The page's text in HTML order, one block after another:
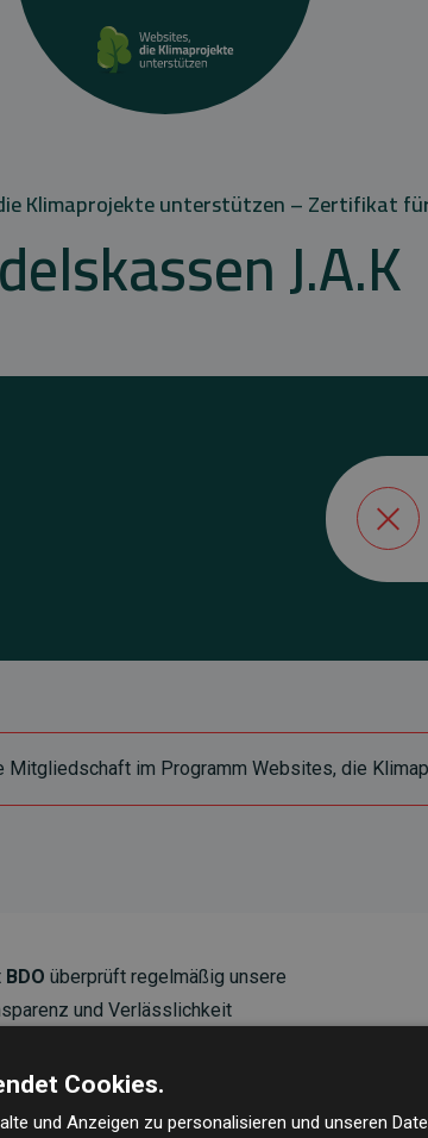
Klimaprojekte unterstützen – Zertifikat
J.A.K
Mitgliedschaft im Programm Websites, die
BDO überprüft regelmäßig unsere
und Verlässlichkeit
in Klimaschutzprojekte im
CO₂-Emissionender teilnehmenden
Cookies.
und Anzeigen zu personalisieren und unseren